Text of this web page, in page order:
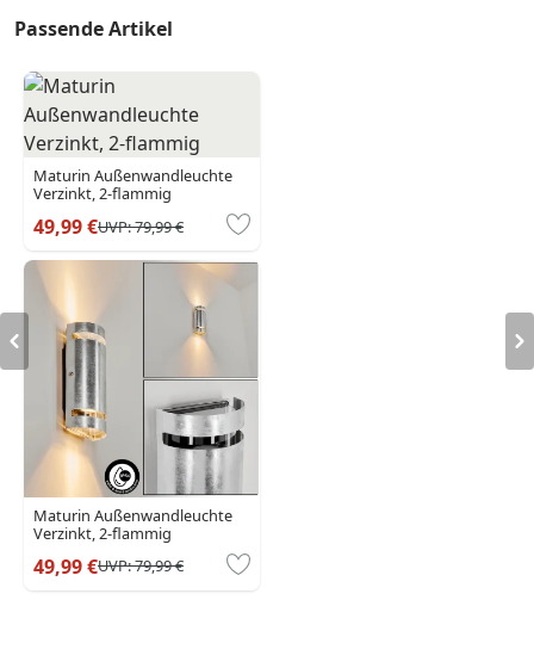
Passende Artikel
Maturin Außenwandleuchte
Verzinkt, 2-flammig
49,99 €UVP:79,99 €
Maturin Außenwandleuchte
Verzinkt, 2-flammig
49,99 €UVP:79,99 €